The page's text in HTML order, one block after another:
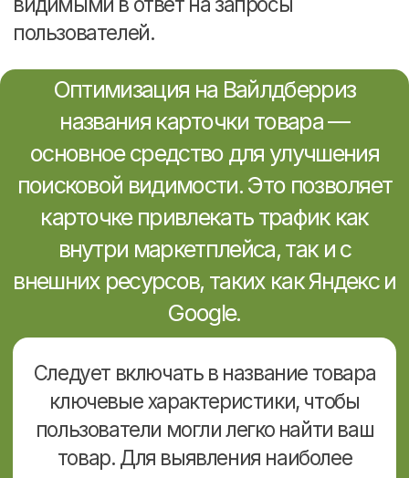
Характеристики товара
Необходимо учитывать все
пользователи могли найти его при
использовании фильтров в категориях.
Например, если кто-то ищет одежду из
определенного материала или
определенного цвета.
заполнении всех характеристик не
гарантируется попадание в результаты
поиска при продвижении товаров на
Wildberries. Это может быть вызвано
указанием непопулярного параметра.
Поэтому важно не только предоставить
характеристики, но и выбрать наиболее
востребованные слова или фразы. Вы
можете увидеть их в фильтрах по
категориям.